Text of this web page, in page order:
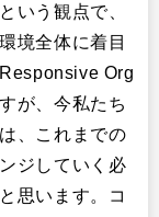
いう観点で、
境全体に着目
Org
が、今私たち
、これまでの
ジしていく必
思います。コ